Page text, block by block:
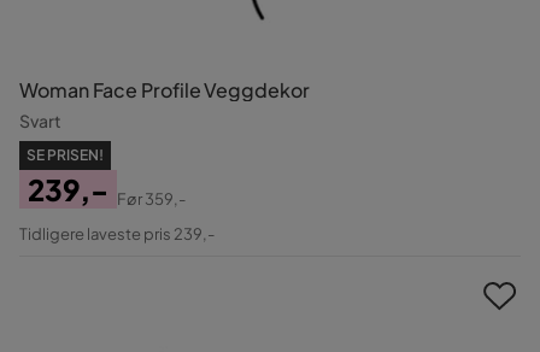
Woman Face Profile Veggdekor
Svart
SE PRISEN!
Pris
239,-
Original
Før359,-
Tidligere laveste pris 239,-